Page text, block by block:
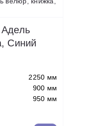
Синий
2250 мм
900 мм
950 мм